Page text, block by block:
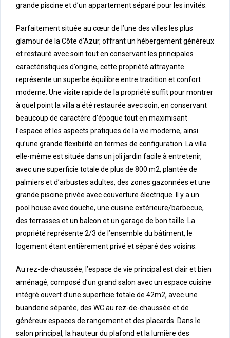
grande piscine et d’un appartement séparé pour les invités.
Parfaitement située au cœur de l’une des villes les plus
glamour de la Côte d’Azur, offrant un hébergement généreux
et restauré avec soin tout en conservant les principales
caractéristiques d’origine, cette propriété attrayante
représente un superbe équilibre entre tradition et confort
moderne. Une visite rapide de la propriété suffit pour montrer
à quel point la villa a été restaurée avec soin, en conservant
beaucoup de caractère d’époque tout en maximisant
l’espace et les aspects pratiques de la vie moderne, ainsi
qu’une grande flexibilité en termes de configuration. La villa
elle-même est située dans un joli jardin facile à entretenir,
avec une superficie totale de plus de 800 m2, plantée de
palmiers et d’arbustes adultes, des zones gazonnées et une
grande piscine privée avec couverture électrique. Il y a un
pool house avec douche, une cuisine extérieure/barbecue,
des terrasses et un balcon et un garage de bon taille. La
propriété représente 2/3 de l’ensemble du bâtiment, le
logement étant entièrement privé et séparé des voisins.
Au rez-de-chaussée, l’espace de vie principal est clair et bien
aménagé, composé d’un grand salon avec un espace cuisine
intégré ouvert d’une superficie totale de 42m2, avec une
buanderie séparée, des WC au rez-de-chaussée et de
généreux espaces de rangement et des placards. Dans le
salon principal, la hauteur du plafond et la lumière des